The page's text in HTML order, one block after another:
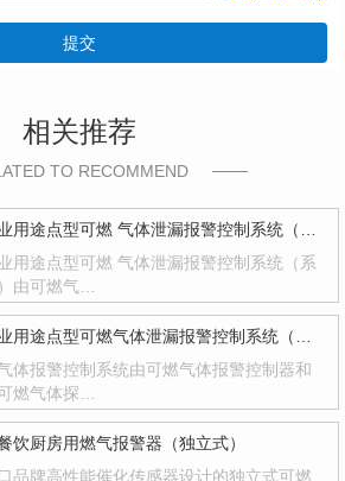
提交
相关推荐
TO RECOMMEND
用途点型可燃 气体泄漏报警控制系统（系
由可燃气…
体报警控制系统由可燃气体报警控制器和
燃气体探…
饮厨房用燃气报警器（独立式）
品牌高性能催化传感器设计的独立式可燃